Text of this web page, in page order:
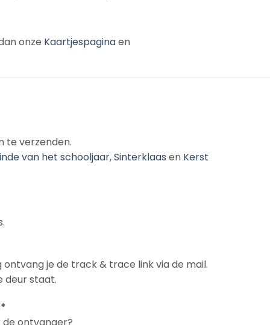
onze Kaartjespaginaen
te verzenden.
van het schooljaar,Sinterklaas en Kerst
je de track & trace link via de mail.
deur staat.